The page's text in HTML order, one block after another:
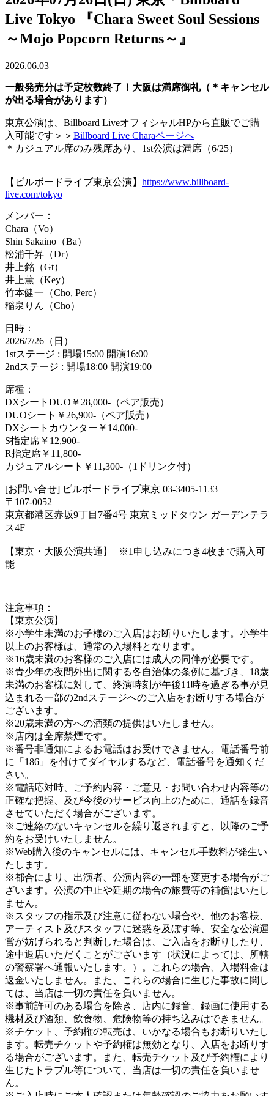
Live Tokyo 『Chara Sweet Soul Sessions
～Mojo Popcorn Returns～』
2026.06.03
一般発売分は予定枚数終了！大阪は満席御礼（＊キャンセル
が出る場合があります）
東京公演は、Billboard LiveオフィシャルHPから直販でご購
入可能です ＞＞ Billboard Live Charaページへ
＊カジュアル席のみ残席あり、1st公演は満席（6/25）
【ビルボードライブ東京公演】 https://www.billboard-
live.com/tokyo
メンバー：
Chara（Vo）
Shin Sakaino（Ba）
松浦千昇（Dr）
井上銘（Gt）
井上薫（Key）
竹本健一（Cho, Perc）
稲泉りん（Cho）
日時：
2026/7/26（日）
1stステージ : 開場15:00 開演16:00
2ndステージ : 開場18:00 開演19:00
席種：
DXシートDUO￥28,000-（ペア販売）
DUOシート￥26,900-（ペア販売）
DXシートカウンター￥14,000-
S指定席￥12,900-
R指定席￥11,800-
カジュアルシート￥11,300-（1ドリンク付）
[お問い合せ] ビルボードライブ東京 03-3405-1133
〒107-0052
東京都港区赤坂9丁目7番4号 東京ミッドタウン ガーデンテラ
ス4F
【東京・大阪公演共通】 ※1申し込みにつき4枚まで購入可
能
注意事項：
【東京公演】
※小学生未満のお子様のご入店はお断りいたします。小学生
以上のお客様は、通常の入場料となります。
※16歳未満のお客様のご入店には成人の同伴が必要です。
※青少年の夜間外出に関する各自治体の条例に基づき、18歳
未満のお客様に対して、終演時刻が午後11時を過ぎる事が見
込まれる一部の2ndステージへのご入店をお断りする場合が
ございます。
※20歳未満の方への酒類の提供はいたしません。
※店内は全席禁煙です。
※番号非通知によるお電話はお受けできません。電話番号前
に「186」を付けてダイヤルするなど、電話番号を通知くだ
さい。
※電話応対時、ご予約内容・ご意見・お問い合わせ内容等の
正確な把握、及び今後のサービス向上のために、通話を録音
させていただく場合がございます。
※ご連絡のないキャンセルを繰り返されますと、以降のご予
約をお受けいたしません。
※Web購入後のキャンセルには、キャンセル手数料が発生い
たします。
※都合により、出演者、公演内容の一部を変更する場合がご
ざいます。公演の中止や延期の場合の旅費等の補償はいたし
ません。
※スタッフの指示及び注意に従わない場合や、他のお客様、
アーティスト及びスタッフに迷惑を及ぼす等、安全な公演運
営が妨げられると判断した場合は、ご入店をお断りしたり、
途中退店いただくことがございます（状況によっては、所轄
の警察署へ通報いたします。）。これらの場合、入場料金は
返金いたしません。また、これらの場合に生じた事故に関し
ては、当店は一切の責任を負いません。
※事前許可のある場合を除き、店内に録音、録画に使用する
機材及び酒類、飲食物、危険物等の持ち込みはできません。
※チケット、予約権の転売は、いかなる場合もお断りいたし
ます。転売チケットや予約権は無効となり、入店をお断りす
る場合がございます。また、転売チケット及び予約権により
生じたトラブル等について、当店は一切の責任を負いませ
ん。